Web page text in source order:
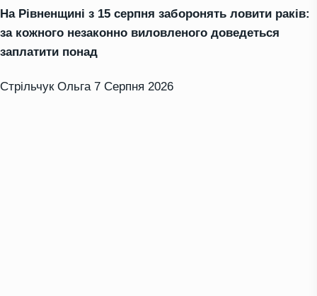
На Рівненщині з 15 серпня заборонять ловити раків:
за кожного незаконно виловленого доведеться
заплатити понад
Стрільчук Ольга 7 Серпня 2026